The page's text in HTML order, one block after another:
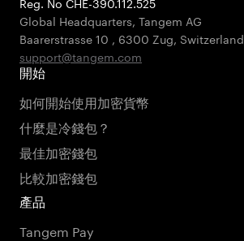
Global Headquarters, Tangem AG
Baarerstrasse 10 , 6300 Zug, Switzerland
support@tangem.com
開始
如何開始使用加密貨幣
什麼是冷錢包？
最佳加密錢包
比較加密錢包
產品
Tangem Pay